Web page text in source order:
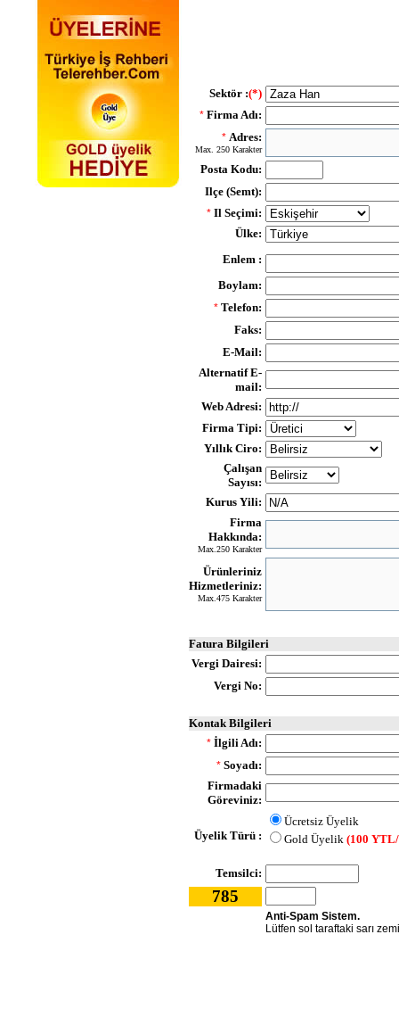
Sektör :(*)
* Firma Adı:
* Adres:
Max. 250 Karakter
Posta Kodu:
Ilçe (Semt):
* Il Seçimi:
Ülke:
Enlem :
Boylam:
* Telefon:
Faks:
E-Mail:
Alternatif E-
mail:
Web Adresi:
Firma Tipi:
Yıllık Ciro:
Çalışan
Sayısı:
Kurus Yili:
Firma
Hakkında:
Max.250 Karakter
Ürünleriniz
Hizmetleriniz:
Max.475 Karakter
Fatura Bilgileri
Vergi Dairesi:
Vergi No:
Kontak Bilgileri
* İlgili Adı:
* Soyadı:
Firmadaki
Göreviniz:
Üyelik Türü :
Ücretsiz Üyelik
Gold Üyelik (100
Temsilci:
785
Anti-Spam Sistem.
Lütfen sol taraftaki sarı